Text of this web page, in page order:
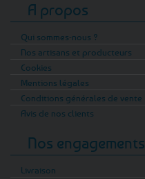
A propos
Qui sommes-nous ?
Nos artisans et producteurs
Cookies
Mentions légales
Conditions générales de vente
Avis de nos clients
Nos engagements
Livraison